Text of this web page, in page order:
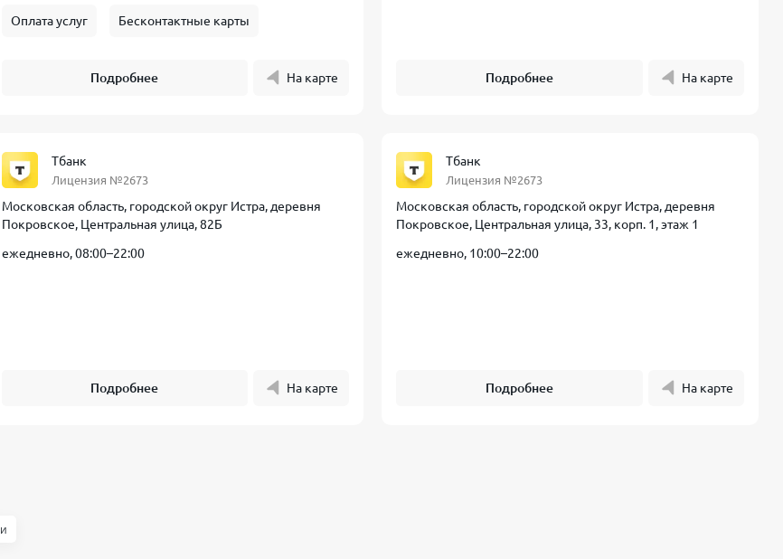
Оплата услуг Бесконтактные карты
Подробнее На карте Подробнее На карте
Тбанк
Лицензия №2673
Московская область, городской округ Истра, деревня
Покровское, Центральная улица, 82Б
ежедневно, 08:00–22:00
Подробнее На карте
Тбанк
Лицензия №2673
Московская область, городской округ Истра, деревня
Покровское, Центральная улица, 33, корп. 1, этаж 1
ежедневно, 10:00–22:00
Подробнее На карте